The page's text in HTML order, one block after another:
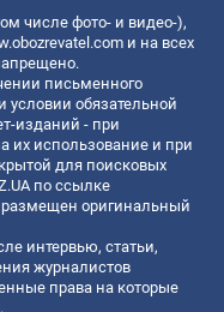
числе фото- и видео-),
и на всех
письменного
условии обязательной
изданий - при
их использование и при
для поисковых
по ссылке
размещен оригинальный
интервью, статьи,
журналистов
права на которые